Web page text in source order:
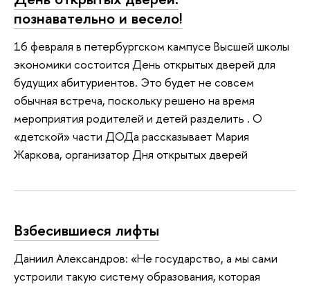
познавательно и весело!
16 февраля в петербургском кампусе Высшей школы
экономики состоится День открытых дверей для
будущих абитуриентов. Это будет не совсем
обычная встреча, поскольку решено на время
мероприятия родителей и детей разделить . О
«детской» части ДОДа рассказывает Мария
Жаркова, организатор Дня открытых дверей
Взбесившиеся лифты
Даниил Александров: «Не государство, а мы сами
устроили такую систему образования, которая